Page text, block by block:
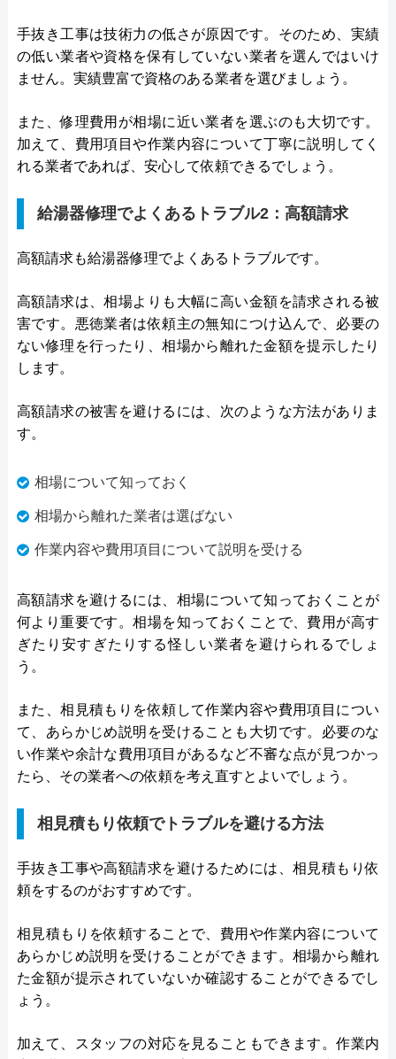
手抜き工事は技術力の低さが原因です。そのため、実績
の低い業者や資格を保有していない業者を選んではいけ
ません。実績豊富で資格のある業者を選びましょう。
また、修理費用が相場に近い業者を選ぶのも大切です。
加えて、費用項目や作業内容について丁寧に説明してく
れる業者であれば、安心して依頼できるでしょう。
給湯器修理でよくあるトラブル2：高額請求
高額請求も給湯器修理でよくあるトラブルです。
高額請求は、相場よりも大幅に高い金額を請求される被
害です。悪徳業者は依頼主の無知につけ込んで、必要の
ない修理を行ったり、相場から離れた金額を提示したり
します。
高額請求の被害を避けるには、次のような方法がありま
す。
相場について知っておく
相場から離れた業者は選ばない
作業内容や費用項目について説明を受ける
高額請求を避けるには、相場について知っておくことが
何より重要です。相場を知っておくことで、費用が高す
ぎたり安すぎたりする怪しい業者を避けられるでしょ
う。
また、相見積もりを依頼して作業内容や費用項目につい
て、あらかじめ説明を受けることも大切です。必要のな
い作業や余計な費用項目があるなど不審な点が見つかっ
たら、その業者への依頼を考え直すとよいでしょう。
相見積もり依頼でトラブルを避ける方法
手抜き工事や高額請求を避けるためには、相見積もり依
頼をするのがおすすめです。
相見積もりを依頼することで、費用や作業内容について
あらかじめ説明を受けることができます。相場から離れ
た金額が提示されていないか確認することができるでし
ょう。
加えて、スタッフの対応を見ることもできます。作業内